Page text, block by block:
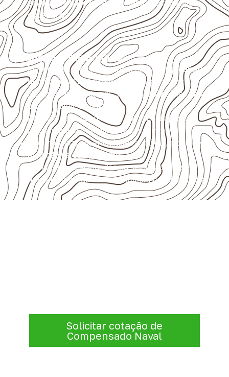
envolva carga, exposição intensa ou requisitos
específicos.
Aplicações relacionadas
Móveis, divisórias e componentes de
marcenaria
técnica
, conforme exposição e acabamento.
Revestimentos internos, painéis e divisórias para
projetos profissionais.
Projetos de transporte que utilizam chapas em
revestimentos e componentes internos.
Uso industrial em embalagens, caixas, montagem e
proteção de equipamentos.
Aplicações relacionadas ao setor náutico, sem
presumir uso submerso ou impermeabilidade total.
Solicitar cotação de
Compensado Naval